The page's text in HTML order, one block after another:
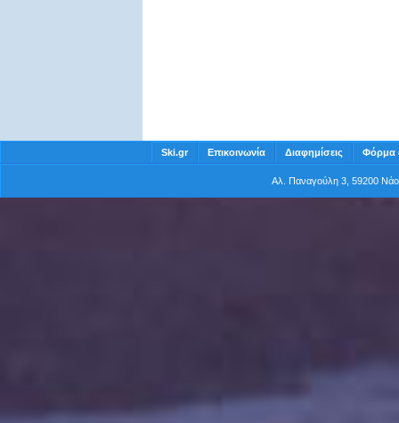
Ski.gr Επικοινωνία Διαφημίσεις Φόρμα
Αλ. Παναγούλη 3, 59200